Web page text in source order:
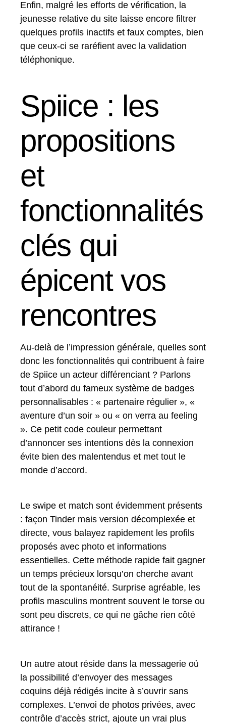
Enfin, malgré les efforts de vérification, la
jeunesse relative du site laisse encore filtrer
quelques profils inactifs et faux comptes, bien
que ceux-ci se raréfient avec la validation
téléphonique.
Spiice : les
propositions
et
fonctionnalités
clés qui
épicent vos
rencontres
Au-delà de l’impression générale, quelles sont
donc les fonctionnalités qui contribuent à faire
de Spiice un acteur différenciant ? Parlons
tout d’abord du fameux système de badges
personnalisables : « partenaire régulier », «
aventure d’un soir » ou « on verra au feeling
». Ce petit code couleur permettant
d’annoncer ses intentions dès la connexion
évite bien des malentendus et met tout le
monde d’accord.
Le swipe et match sont évidemment présents
: façon Tinder mais version décomplexée et
directe, vous balayez rapidement les profils
proposés avec photo et informations
essentielles. Cette méthode rapide fait gagner
un temps précieux lorsqu’on cherche avant
tout de la spontanéité. Surprise agréable, les
profils masculins montrent souvent le torse ou
sont peu discrets, ce qui ne gâche rien côté
attirance !
Un autre atout réside dans la messagerie où
la possibilité d’envoyer des messages
coquins déjà rédigés incite à s’ouvrir sans
complexes. L’envoi de photos privées, avec
contrôle d’accès strict, ajoute un vrai plus